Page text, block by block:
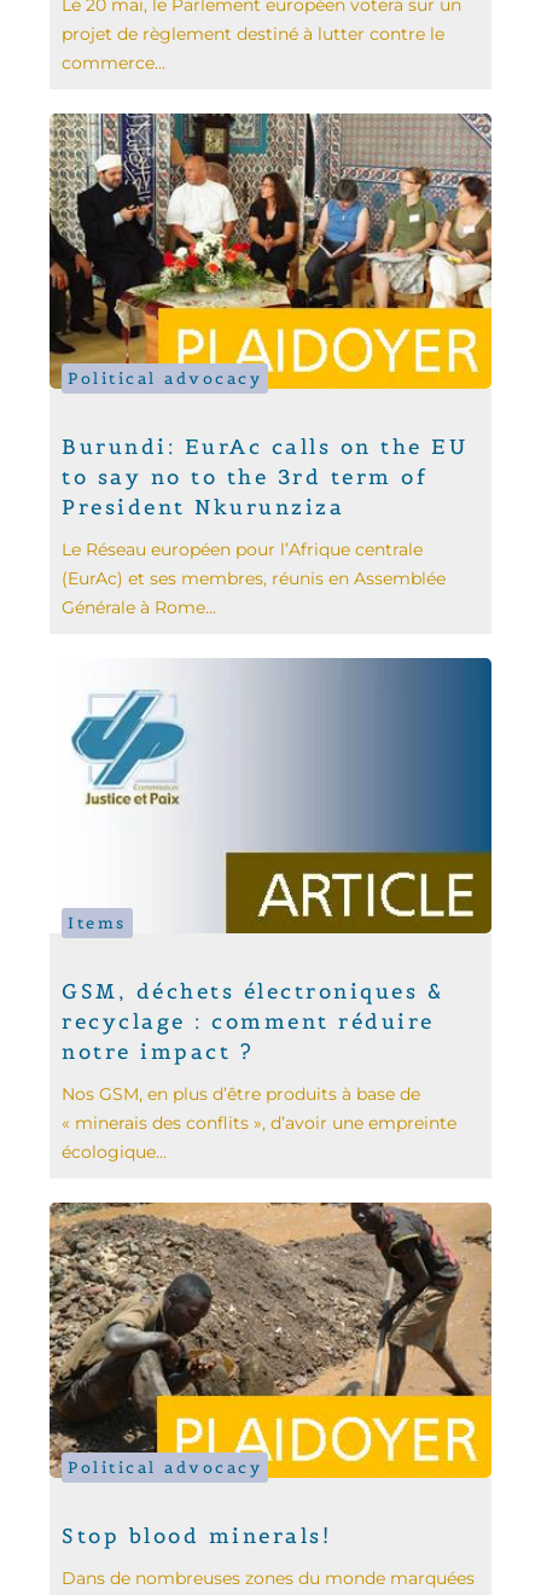
Le 20 mai, le Parlement européen votera sur un
projet de règlement destiné à lutter contre le
commerce...
Political advocacy
Burundi: EurAc calls on the EU
to say no to the 3rd term of
President Nkurunziza
Le Réseau européen pour l’Afrique centrale
(EurAc) et ses membres, réunis en Assemblée
Générale à Rome...
Items
GSM, déchets électroniques &
recyclage : comment réduire
notre impact ?
Nos GSM, en plus d’être produits à base de
« minerais des conflits », d’avoir une empreinte
écologique...
Political advocacy
Stop blood minerals!
Dans de nombreuses zones du monde marquées